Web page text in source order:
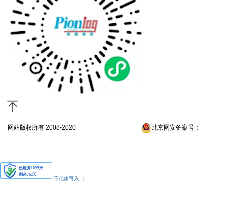
网站版权所有 2008-2020 北京网安备案号：
千亿体育入口